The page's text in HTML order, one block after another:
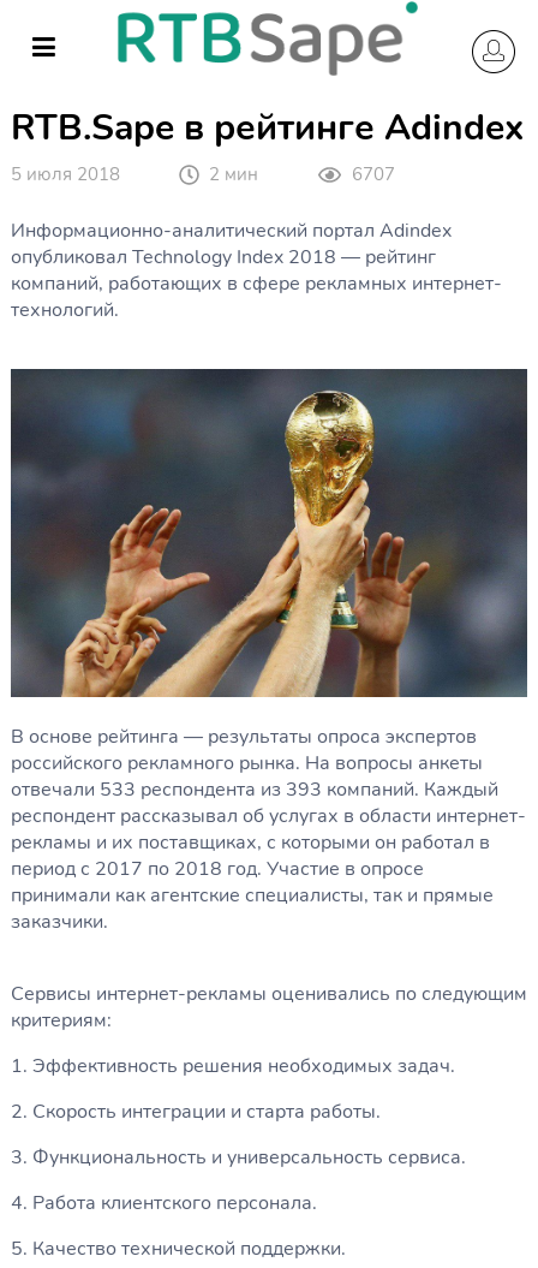
content
RTB.Sape в рейтинге Adindex
RTB.Sape в рейтинге Adindex
5 июля 2018 2 мин 6707
Информационно-аналитический портал Adindex
опубликовал Technology Index 2018 — рейтинг
компаний, работающих в сфере рекламных интернет-
технологий.
В основе рейтинга — результаты опроса экспертов
российского рекламного рынка. На вопросы анкеты
отвечали 533 респондента из 393 компаний. Каждый
респондент рассказывал об услугах в области интернет-
рекламы и их поставщиках, с которыми он работал в
период с 2017 по 2018 год. Участие в опросе
принимали как агентские специалисты, так и прямые
заказчики.
Сервисы интернет-рекламы оценивались по следующим
критериям:
1. Эффективность решения необходимых задач.
2. Скорость интеграции и старта работы.
3. Функциональность и универсальность сервиса.
4. Работа клиентского персонала.
5. Качество технической поддержки.